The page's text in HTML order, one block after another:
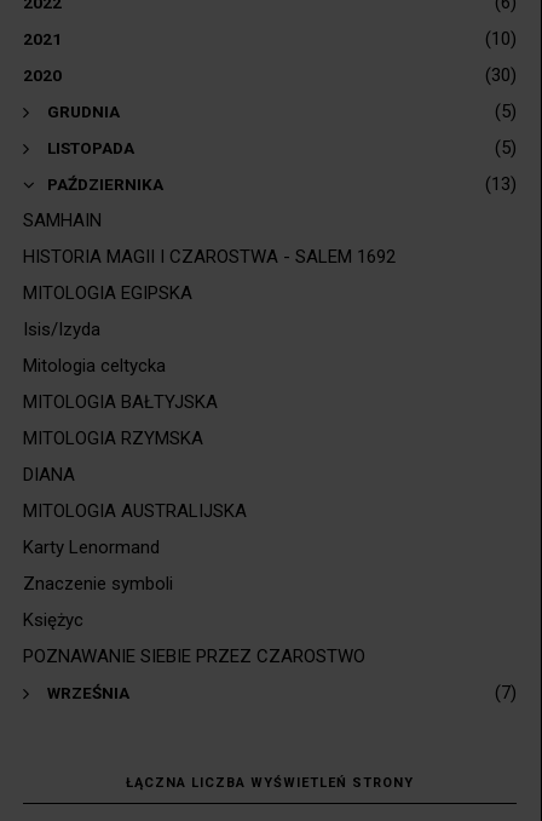
2021 (10)
2020 (30)
► GRUDNIA (5)
► LISTOPADA (5)
▼ PAŹDZIERNIKA
(13)
SAMHAIN
HISTORIA MAGII I CZAROSTWA - SALEM 1692
MITOLOGIA EGIPSKA
Isis/Izyda
Mitologia celtycka
MITOLOGIA BAŁTYJSKA
MITOLOGIA RZYMSKA
DIANA
MITOLOGIA AUSTRALIJSKA
Karty Lenormand
Znaczenie symboli
Księżyc
POZNAWANIE SIEBIE PRZEZ CZAROSTWO
► WRZEŚNIA (7)
ŁĄCZNA LICZBA WYŚWIETLEŃ STRONY